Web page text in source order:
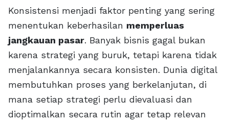
Konsistensi menjadi faktor penting yang sering
menentukan keberhasilan memperluas
jangkauan pasar. Banyak bisnis gagal bukan
karena strategi yang buruk, tetapi karena tidak
menjalankannya secara konsisten. Dunia digital
membutuhkan proses yang berkelanjutan, di
mana setiap strategi perlu dievaluasi dan
dioptimalkan secara rutin agar tetap relevan